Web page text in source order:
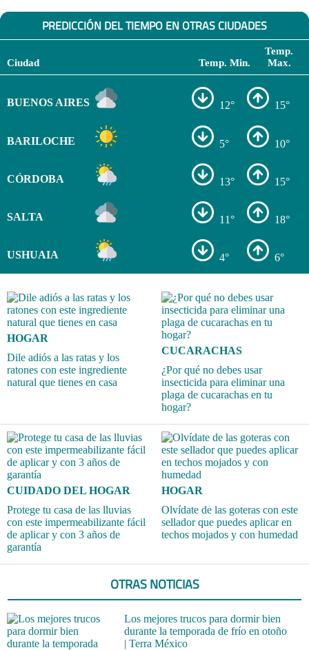
PREDICCIÓN DEL TIEMPO EN OTRAS CIUDADES
Ciudad Temp. Min.
Temp.
Max.
BUENOS AIRES 12° 15°
BARILOCHE 5° 10°
CÓRDOBA 13° 15°
SALTA 11° 18°
USHUAIA 4° 6°
HOGAR
Dile adiós a las ratas y los
ratones con este ingrediente
natural que tienes en casa
CUCARACHAS
¿Por qué no debes usar
insecticida para eliminar una
plaga de cucarachas en tu
hogar?
CUIDADO DEL HOGAR
Protege tu casa de las lluvias
con este impermeabilizante fácil
de aplicar y con 3 años de
garantía
HOGAR
Olvídate de las goteras con este
sellador que puedes aplicar en
techos mojados y con humedad
OTRAS NOTICIAS
Los mejores trucos para dormir bien
durante la temporada de frío en otoño
| Terra México